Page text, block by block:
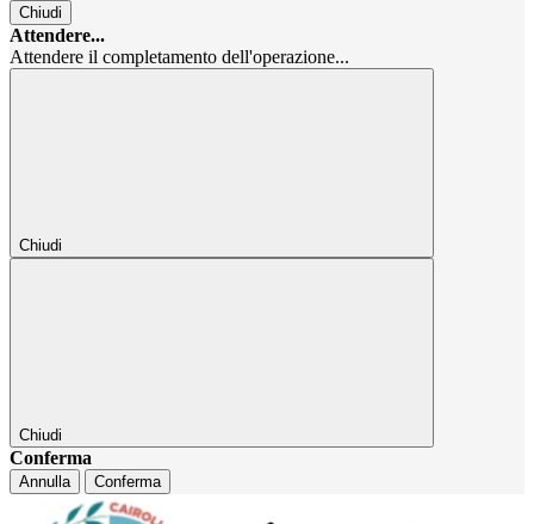
Chiudi
Attendere...
Attendere il completamento dell'operazione...
Chiudi
Chiudi
Conferma
Annulla Conferma